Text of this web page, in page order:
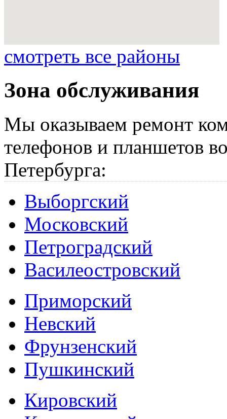
смотреть все районы
Зона обслуживания
Мы оказываем ремонт
телефонов и планшетов
Петербурга:
Выборгский
Московский
Петроградский
Василеостровский
Приморский
Невский
Фрунзенский
Пушкинский
Кировский